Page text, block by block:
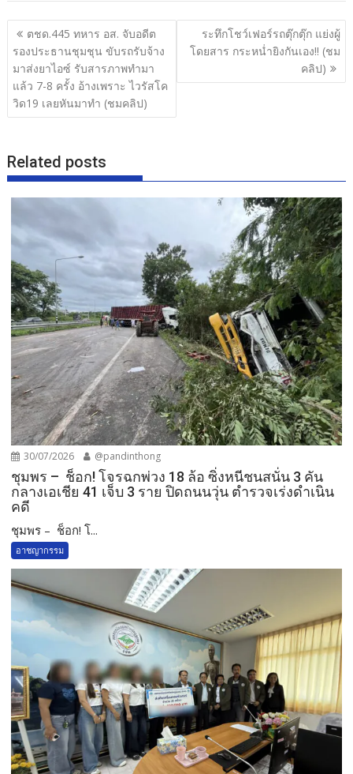
b
o
o
k
er e
แนะแนว
เรื่อง
ตชด.445 ทหาร อส. จับอดีต
รองประธานชุมชุน ขับรถรับจ้าง
มาส่งยาไอซ์ รับสารภาพทำมา
แล้ว 7-8 ครั้ง อ้างเพราะ ไวรัสโค
วิด19 เลยหันมาทำ (ชมคลิป)
ระทึกโชว์เฟอร์รถตุ๊กตุ๊ก แย่งผู้
โดยสาร กระหน่ำยิงกันเอง!! (ชม
คลิป)
Related posts
30/07/2026 @pandinthong
ชุมพร – ช็อก! โจรฉกพ่วง 18 ล้อ ซิ่งหนีชนสนั่น 3 คัน
กลางเอเชีย 41 เจ็บ 3 ราย ปิดถนนวุ่น ตำรวจเร่งดำเนิน
คดี
ชุมพร – ช็อก! โ...
อาชญากรรม